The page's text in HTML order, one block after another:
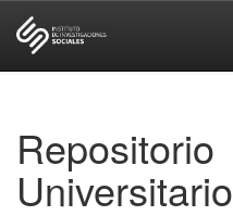
Repositorio
Universitario